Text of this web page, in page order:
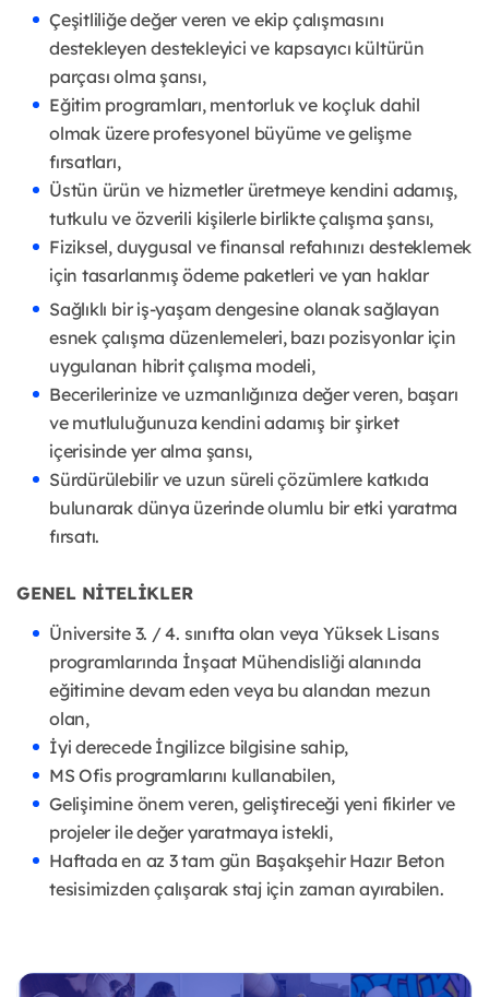
Çeşitliliğe değer veren ve ekip çalışmasını
destekleyen destekleyici ve kapsayıcı kültürün
parçası olma şansı,
Eğitim programları, mentorluk ve koçluk dahil
olmak üzere profesyonel büyüme ve gelişme
fırsatları,
Üstün ürün ve hizmetler üretmeye kendini adamış,
tutkulu ve özverili kişilerle birlikte çalışma şansı,
Fiziksel, duygusal ve finansal refahınızı desteklemek
için tasarlanmış ödeme paketleri ve yan haklar
Sağlıklı bir iş-yaşam dengesine olanak sağlayan
esnek çalışma düzenlemeleri, bazı pozisyonlar için
uygulanan hibrit çalışma modeli,
Becerilerinize ve uzmanlığınıza değer veren, başarı
ve mutluluğunuza kendini adamış bir şirket
içerisinde yer alma şansı,
Sürdürülebilir ve uzun süreli çözümlere katkıda
bulunarak dünya üzerinde olumlu bir etki yaratma
fırsatı.
GENEL NİTELİKLER
Üniversite 3. / 4. sınıfta olan veya Yüksek Lisans
programlarında İnşaat Mühendisliği alanında
eğitimine devam eden veya bu alandan mezun
olan,
İyi derecede İngilizce bilgisine sahip,
MS Ofis programlarını kullanabilen,
Gelişimine önem veren, geliştireceği yeni fikirler ve
projeler ile değer yaratmaya istekli,
Haftada en az 3 tam gün Başakşehir Hazır Beton
tesisimizden çalışarak staj için zaman ayırabilen.